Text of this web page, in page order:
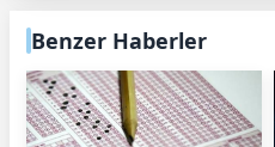
Benzer Haberler